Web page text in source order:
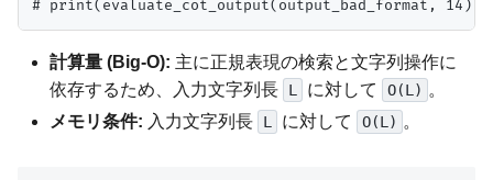
計算量 (Big-O): 主に正規表現の検索と文字列操作に
依存するため、入力文字列長
L に対して O(L) 。
メモリ条件: 入力文字列長 L に対して O(L) 。